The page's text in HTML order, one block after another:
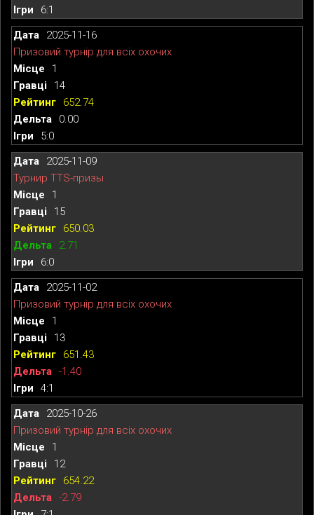
6:1
2025-11-16
Призовий турнір для всіх охочих
1
14
652.74
0.00
5:0
2025-11-09
Турнир TTS-призы
1
15
650.03
2.71
6:0
2025-11-02
Призовий турнір для всіх охочих
1
13
651.43
-1.40
4:1
2025-10-26
Призовий турнір для всіх охочих
1
12
654.22
-2.79